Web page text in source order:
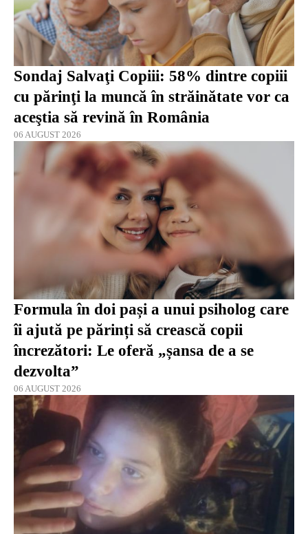
Sondaj Salvaţi Copiii: 58% dintre copiii
cu părinţi la muncă în străinătate vor ca
aceştia să revină în România
06 AUGUST 2026
Formula în doi pași a unui psiholog care
îi ajută pe părinți să crească copii
încrezători: Le oferă „șansa de a se
dezvolta”
06 AUGUST 2026